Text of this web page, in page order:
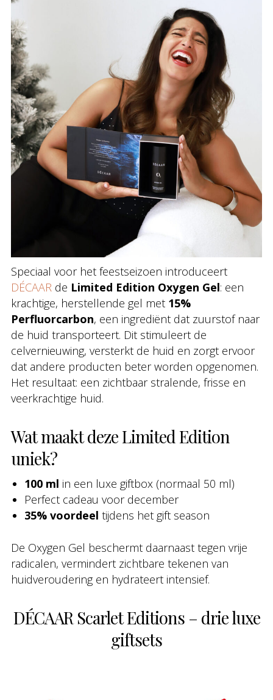
Speciaal voor het feestseizoen introduceert
DÉCAAR de Limited Edition Oxygen Gel: een
krachtige, herstellende gel met 15%
Perfluorcarbon, een ingrediënt dat zuurstof naar
de huid transporteert. Dit stimuleert de
celvernieuwing, versterkt de huid en zorgt ervoor
dat andere producten beter worden opgenomen.
Het resultaat: een zichtbaar stralende, frisse en
veerkrachtige huid.
Wat maakt deze Limited Edition
uniek?
100 ml in een luxe giftbox (normaal 50 ml)
Perfect cadeau voor december
35% voordeel tijdens het gift season
De Oxygen Gel beschermt daarnaast tegen vrije
radicalen, vermindert zichtbare tekenen van
huidveroudering en hydrateert intensief.
DÉCAAR Scarlet Editions – drie luxe
giftsets